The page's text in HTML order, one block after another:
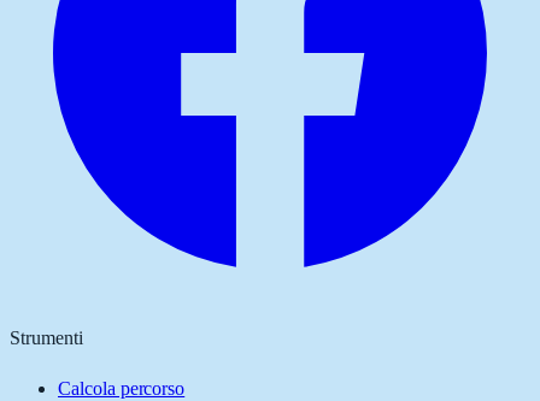
Strumenti
Calcola percorso